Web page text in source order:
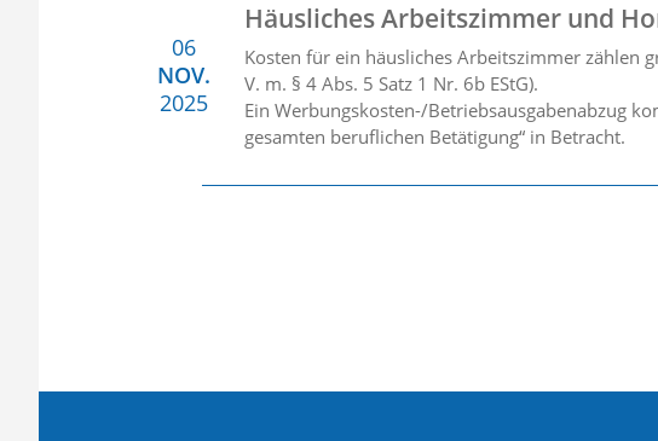
06
NOV.
2025
Häusliches Arbeitszimmer und
Kosten für ein häusliches Arbeitszimmer zählen
V. m. § 4 Abs. 5 Satz 1 Nr. 6b EStG).
Ein Werbungskosten-/Betriebsausgabenabzug
gesamten beruflichen Betätigung“ in Betracht.